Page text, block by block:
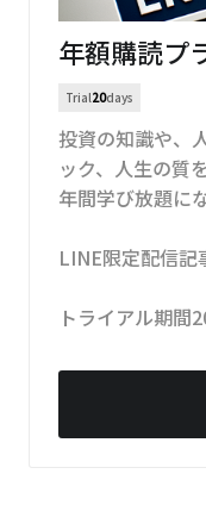
年額購読プ
Trial20days
投資の知識や、
ック、人生の質
年間学び放題に
LINE限定配信記
トライアル期間